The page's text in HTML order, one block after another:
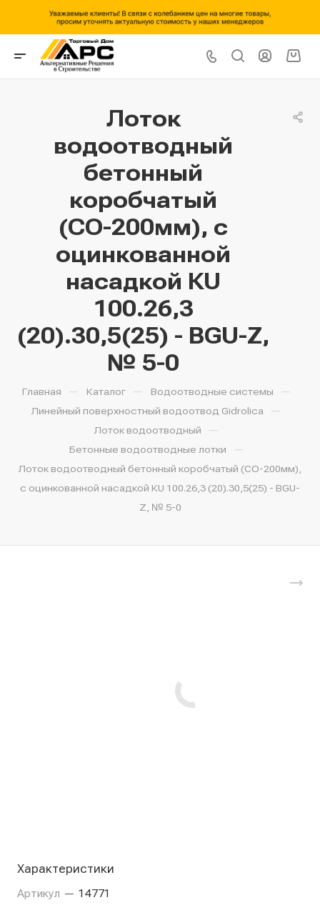
Лоток
водоотводный
бетонный
коробчатый
(СО-200мм), с
оцинкованной
насадкой КU
100.26,3
(20).30,5(25) - BGU-Z,
№ 5-0
Главная — Каталог — Водоотводные системы —
Линейный поверхностный водоотвод Gidrolica —
Лоток водоотводный —
Бетонные водоотводные лотки —
Лоток водоотводный бетонный коробчатый (СО-200мм),
с оцинкованной насадкой КU 100.26,3 (20).30,5(25) - BGU-
Z, № 5-0
Характеристики
Артикул — 14771